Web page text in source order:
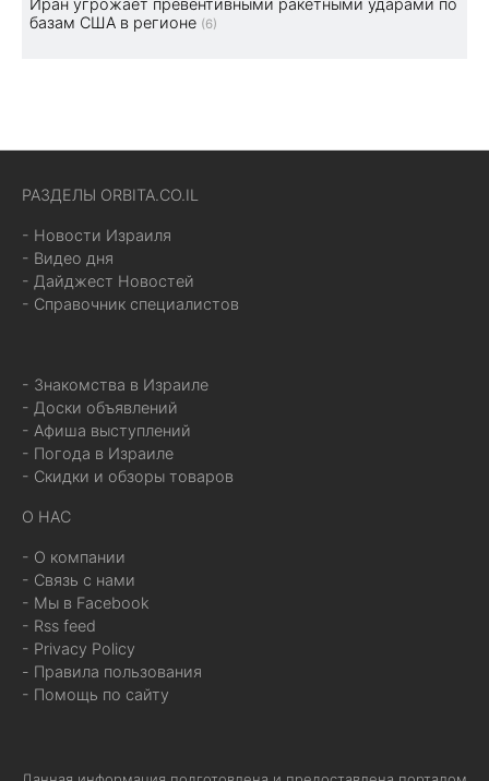
базам США в регионе (6)
РАЗДЕЛЫ ORBITA.CO.IL
- Новости Израиля
- Видео дня
- Дайджест Новостей
- Справочник специалистов
- Знакомства в Израиле
- Доски объявлений
- Афиша выступлений
- Погода в Израиле
- Скидки и обзоры товаров
О НАС
- О компании
- Связь с нами
- Мы в Facebook
- Rss feed
- Privacy Policy
- Правила пользования
- Помощь по сайту